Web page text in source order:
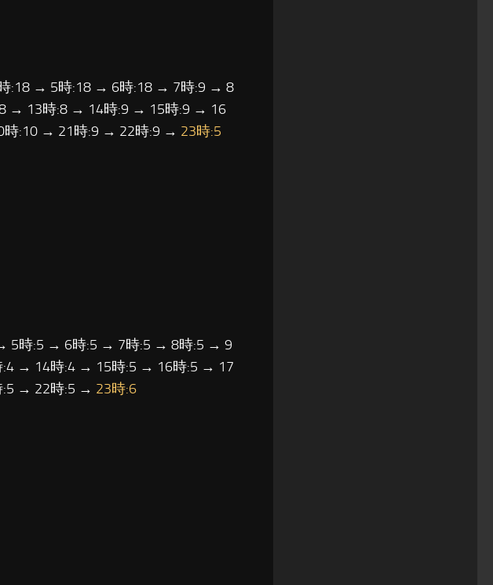
:18 → 5時:18 → 6時:18 → 7時:9 → 8
→ 13時:8 → 14時:9 → 15時:9 → 16
:10 → 21時:9 → 22時:9 → 23時:5
5時:5 → 6時:5 → 7時:5 → 8時:5 → 9
→ 14時:4 → 15時:5 → 16時:5 → 17
→ 22時:5 → 23時:6